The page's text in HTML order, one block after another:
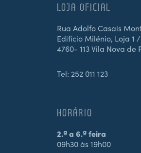
LOJA OFICIAL
Rua Adolfo Casais
Edifício Milénio, Loja 1
4760- 113 Vila Nova de
Tel: 252 011 123
HORÁRIO
2.ª a 6.ª feira
09h30 às 19h00